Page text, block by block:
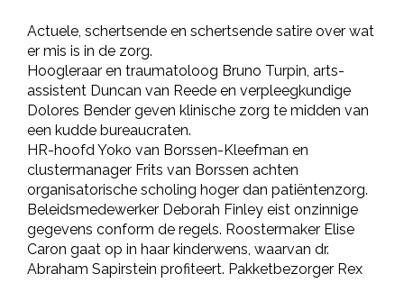
Actuele, schertsende en schertsende satire over wat
er mis is in de zorg.
Hoogleraar en traumatoloog Bruno Turpin, arts-
assistent Duncan van Reede en verpleegkundige
Dolores Bender geven klinische zorg te midden van
een kudde bureaucraten.
HR-hoofd Yoko van Borssen-Kleefman en
clustermanager Frits van Borssen achten
organisatorische scholing hoger dan patiëntenzorg.
Beleidsmedewerker Deborah Finley eist onzinnige
gegevens conform de regels. Roostermaker Elise
Caron gaat op in haar kinderwens, waarvan dr.
Abraham Sapirstein profiteert. Pakketbezorger Rex